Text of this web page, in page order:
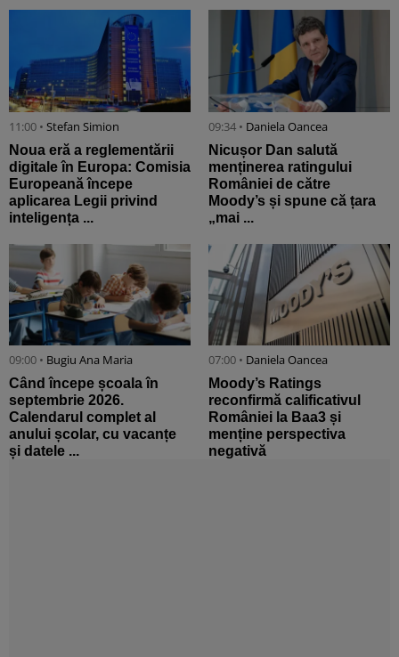
11:00 • Stefan Simion
Noua eră a reglementării
digitale în Europa: Comisia
Europeană începe
aplicarea Legii privind
inteligența ...
09:34 • Daniela Oancea
Nicușor Dan salută
menținerea ratingului
României de către
Moody’s și spune că țara
„mai ...
09:00 • Bugiu ⁠Ana Maria
Când începe școala în
septembrie 2026.
Calendarul complet al
anului școlar, cu vacanțe
și datele ...
07:00 • Daniela Oancea
Moody’s Ratings
reconfirmă calificativul
României la Baa3 și
menține perspectiva
negativă